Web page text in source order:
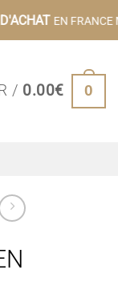
EN FRANCE
/ 0.00€ 0